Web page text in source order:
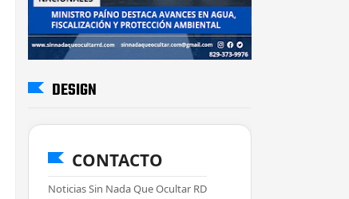
DESIGN
CONTACTO
Noticias Sin Nada Que Ocultar RD